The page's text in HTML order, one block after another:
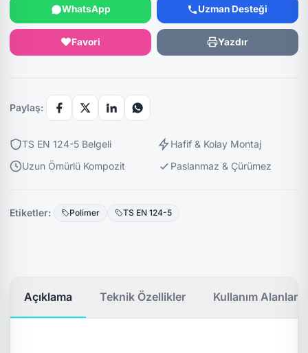
WhatsApp Uzman Desteği
Favori Yazdır
Paylaş:
TS EN 124-5 Belgeli
Hafif & Kolay Montaj
Uzun Ömürlü Kompozit
Paslanmaz & Çürümez
Etiketler: Polimer TS EN 124-5
Açıklama Teknik Özellikler Kullanım Alanları